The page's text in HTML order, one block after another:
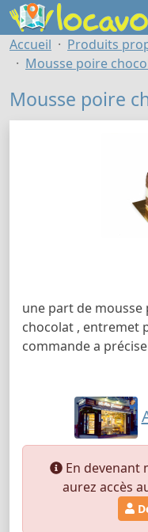
Accueil
Produits
Mousse poire
Mousse poire
une part de
chocolat , entremet
commande a
En devenant
aurez accès